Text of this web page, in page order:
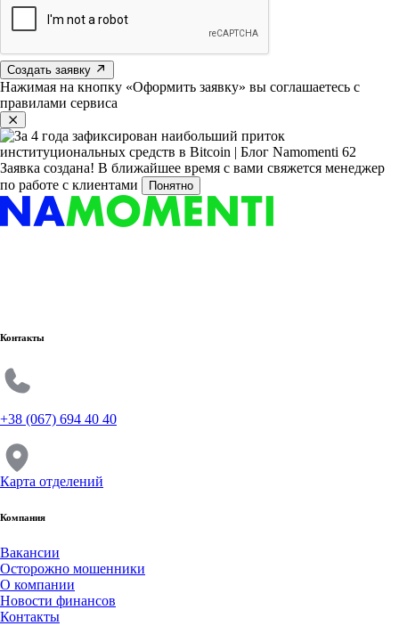
Создать заявку
Нажимая на кнопку «Оформить заявку» вы соглашаетесь с
правилами сервиса
Заявка создана! В ближайшее время с вами свяжется менеджер
по работе с клиентами
Понятно
Контакты
+38 (067) 694 40 40
Карта отделений
Компания
Вакансии
Осторожно мошенники
О компании
Новости финансов
Контакты